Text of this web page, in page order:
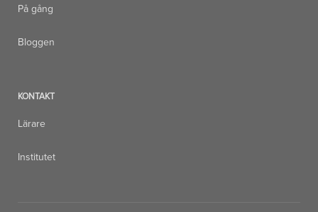
På gång
Bloggen
KONTAKT
Lärare
Institutet